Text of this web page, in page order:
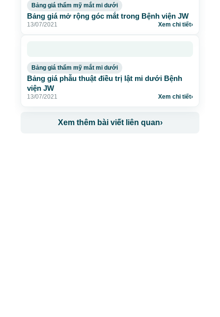
Bảng giá thẩm mỹ mắt mi dưới
Bảng giá mở rộng góc mắt trong Bệnh viện JW
13/07/2021 Xem chi tiết›
Bảng giá thẩm mỹ mắt mi dưới
Bảng giá phẫu thuật điều trị lật mi dưới Bệnh
viện JW
13/07/2021 Xem chi tiết›
Xem thêm bài viết liên quan›